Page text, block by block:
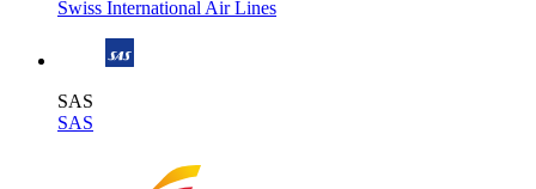
Swiss International Air Lines
SAS
SAS